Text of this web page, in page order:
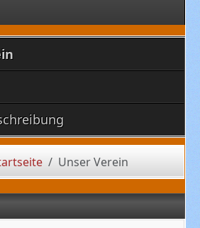
Unser Verein